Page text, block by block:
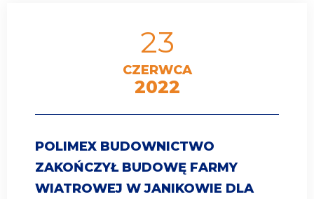
23
CZERWCA
2022
POLIMEX BUDOWNICTWO
ZAKOŃCZYŁ BUDOWĘ FARMY
WIATROWEJ W JANIKOWIE DLA